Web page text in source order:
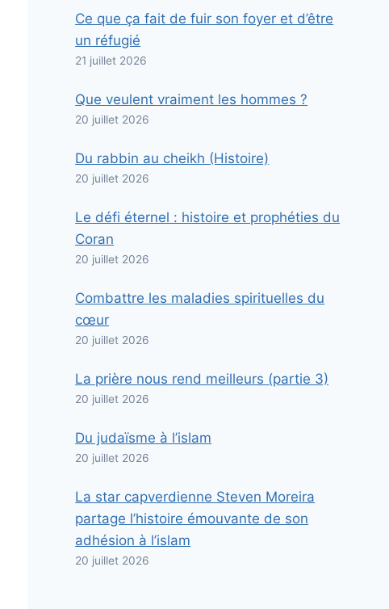
Ce que ça fait de fuir son foyer et d’être
un réfugié
21 juillet 2026
Que veulent vraiment les hommes ?
20 juillet 2026
Du rabbin au cheikh (Histoire)
20 juillet 2026
Le défi éternel : histoire et prophéties du
Coran
20 juillet 2026
Combattre les maladies spirituelles du
cœur
20 juillet 2026
La prière nous rend meilleurs (partie 3)
20 juillet 2026
Du judaïsme à l’islam
20 juillet 2026
La star capverdienne Steven Moreira
partage l’histoire émouvante de son
adhésion à l’islam
20 juillet 2026